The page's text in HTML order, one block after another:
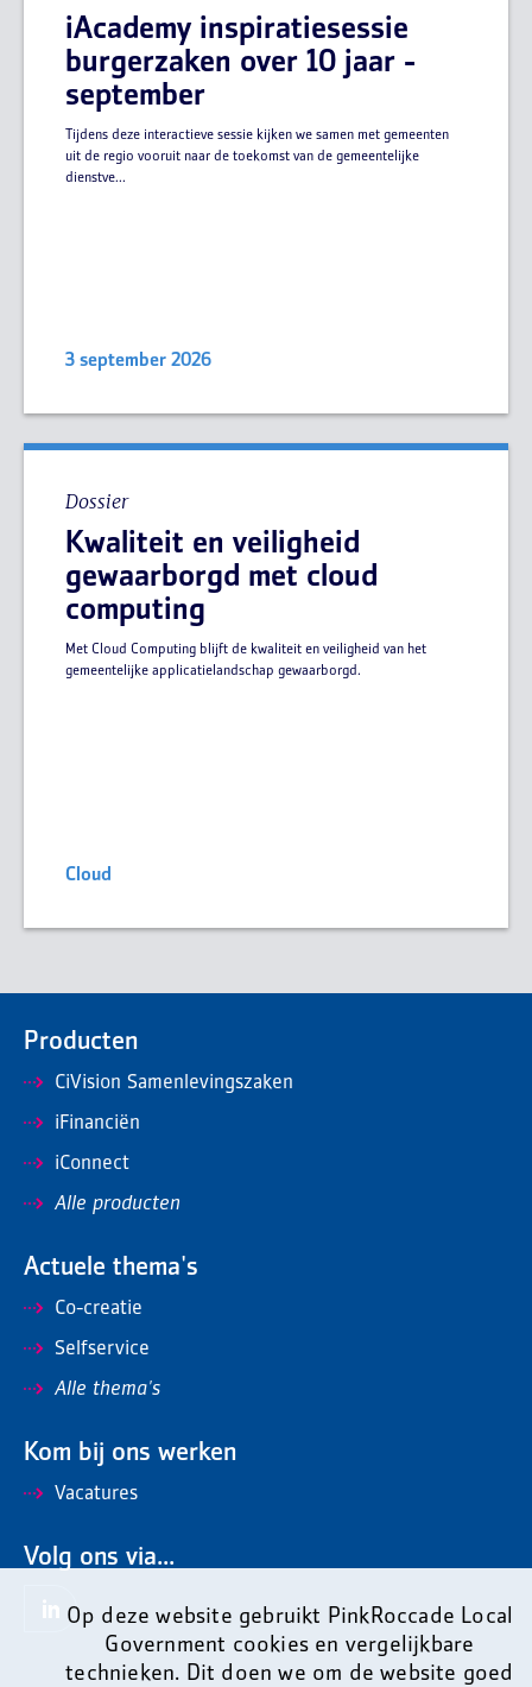
iAcademy inspiratiesessie
burgerzaken over 10 jaar -
september
Tijdens deze interactieve sessie kijken we samen met gemeenten
uit de regio vooruit naar de toekomst van de gemeentelijke
dienstve...
3 september 2026
Dossier
Kwaliteit en veiligheid
gewaarborgd met cloud
computing
Met Cloud Computing blijft de kwaliteit en veiligheid van het
gemeentelijke applicatielandschap gewaarborgd.
Cloud
Op deze website gebruikt PinkRoccade Local
Government cookies en vergelijkbare
technieken. Dit doen we om de website goed
Producten
CiVision Samenlevingszaken
iFinanciën
iConnect
Alle producten
Actuele thema's
Co-creatie
Selfservice
Alle thema's
Kom bij ons werken
Vacatures
Volg ons via...